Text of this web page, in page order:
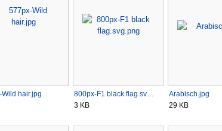
hair.jpg
800px-F1 black flag.sv…
3 KB
Arabisch.jpg
29 KB